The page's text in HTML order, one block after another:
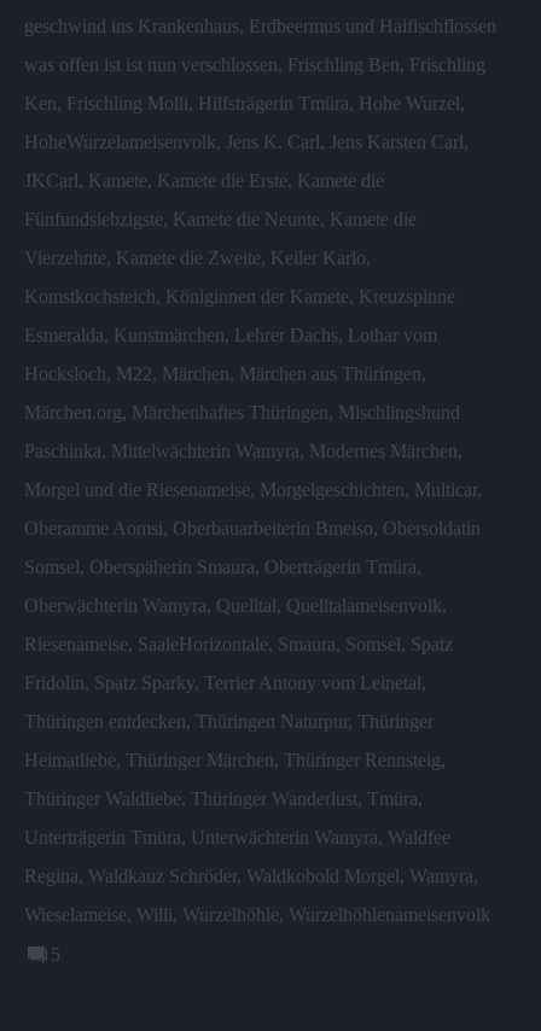
geschwind ins Krankenhaus, Erdbeermus und Haifischflossen
was offen ist ist nun verschlossen, Frischling Ben, Frischling
Ken, Frischling Molli, Hilfsträgerin Tmüra, Hohe Wurzel,
HoheWurzelameisenvolk, Jens K. Carl, Jens Karsten Carl,
JKCarl, Kamete, Kamete die Erste, Kamete die
Fünfundsiebzigste, Kamete die Neunte, Kamete die
Vierzehnte, Kamete die Zweite, Keiler Karlo,
Komstkochsteich, Königinnen der Kamete, Kreuzspinne
Esmeralda, Kunstmärchen, Lehrer Dachs, Lothar vom
Hocksloch, M22, Märchen, Märchen aus Thüringen,
Märchen.org, Märchenhaftes Thüringen, Mischlingshund
Paschinka, Mittelwächterin Wamyra, Modernes Märchen,
Morgel und die Riesenameise, Morgelgeschichten, Multicar,
Oberamme Aomsi, Oberbauarbeiterin Bmeiso, Obersoldatin
Somsel, Oberspäherin Smaura, Oberträgerin Tmüra,
Oberwächterin Wamyra, Quelltal, Quelltalameisenvolk,
Riesenameise, SaaleHorizontale, Smaura, Somsel, Spatz
Fridolin, Spatz Sparky, Terrier Antony vom Leinetal,
Thüringen entdecken, Thüringen Naturpur, Thüringer
Heimatliebe, Thüringer Märchen, Thüringer Rennsteig,
Thüringer Waldliebe, Thüringer Wanderlust, Tmüra,
Unterträgerin Tmüra, Unterwächterin Wamyra, Waldfee
Regina, Waldkauz Schröder, Waldkobold Morgel, Wamyra,
Wieselameise, Willi, Wurzelhöhle, Wurzelhöhlenameisenvolk
5